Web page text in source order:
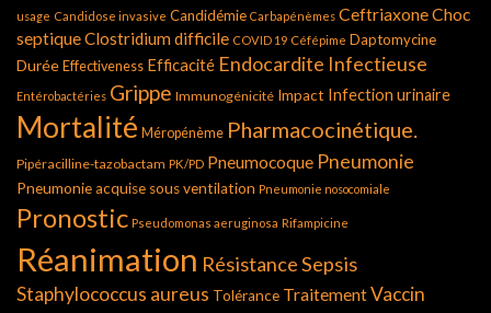
usage Candidose invasive Candidémie Carbapénèmes CeftriaxoneChoc
septiqueClostridium difficile COVID 19 Céfépime Daptomycine
Durée Effectiveness Efficacité Endocardite Infectieuse
Entérobactéries Grippe Immunogénicité Impact Infection urinaire
Mortalité Méropénème Pharmacocinétique.
Pipéracilline-tazobactam PK/PD Pneumocoque Pneumonie
Pneumonie acquise sous ventilation Pneumonie nosocomiale
Pronostic Pseudomonas aeruginosa Rifampicine
Réanimation RésistanceSepsis
Staphylococcus aureus Tolérance TraitementVaccin